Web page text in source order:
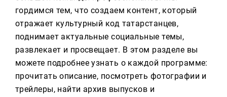
гордимся тем, что создаем контент, который
отражает культурный код татарстанцев,
поднимает актуальные социальные темы,
развлекает и просвещает. В этом разделе вы
можете подробнее узнать о каждой программе:
прочитать описание, посмотреть фотографии и
трейлеры, найти архив выпусков и